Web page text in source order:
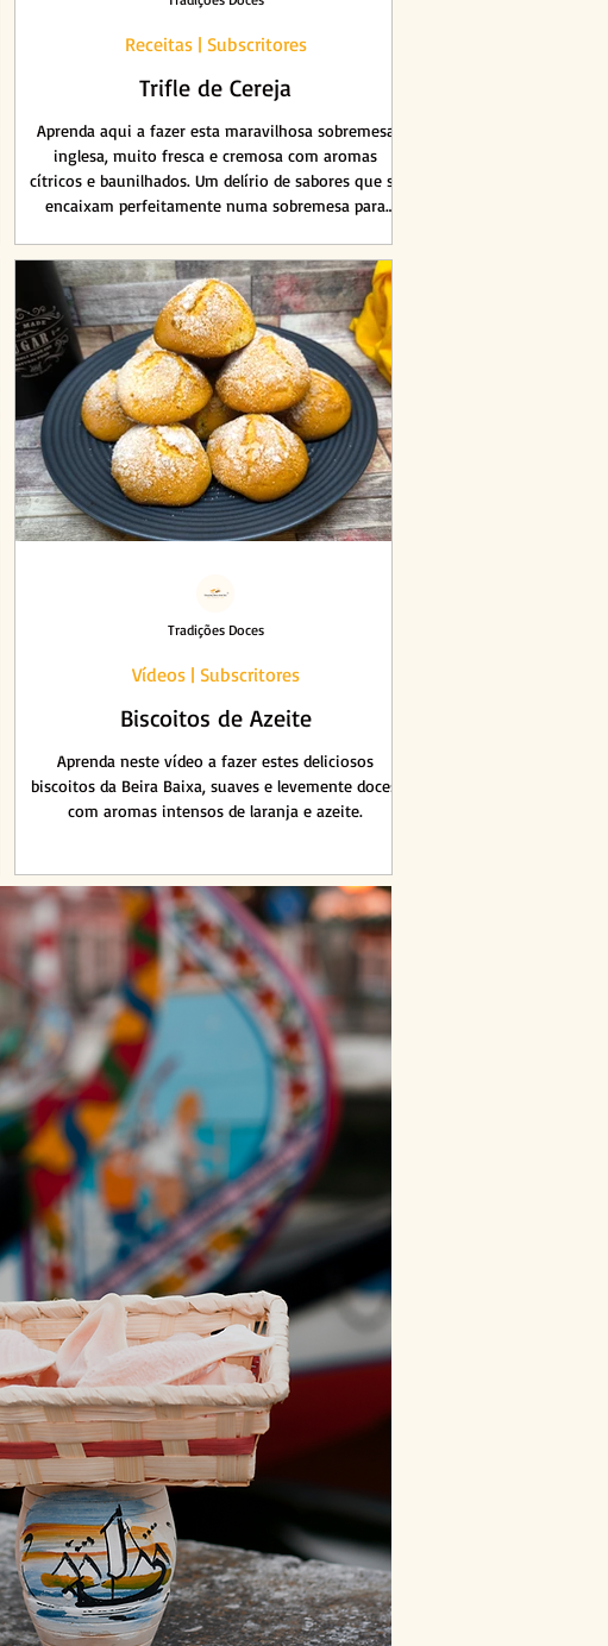
Trifle de Cereja
Aprenda aqui a fazer esta maravilhosa sobremesa
inglesa, muito fresca e cremosa com aromas
cítricos e baunilhados. Um delírio de sabores que se
encaixam perfeitamente numa sobremesa para
Preparo: 90 minutos Tempo de Cozedura: 20
minutos Dificuldade: Fácil
Receitas | Subscritores
Biscoitos de Azeite
Aprenda neste vídeo a fazer estes deliciosos
biscoitos da Beira Baixa, suaves e levemente doces,
com aromas intensos de laranja e azeite.
Vídeos | Subscritores
Tradições Doces